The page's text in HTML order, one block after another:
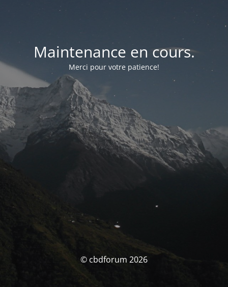
Maintenance en cours.
Merci pour votre patience!
© cbdforum 2026